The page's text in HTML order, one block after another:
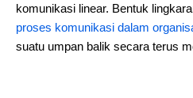
komunikasi linear. Bentuk
proses komunikasi dalam
suatu umpan balik secara terus